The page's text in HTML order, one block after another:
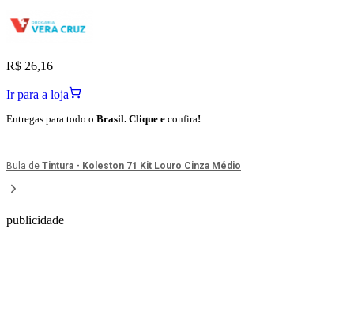
R$ 26,16
Ir para a loja
Entregas para todo o Brasil. Clique e confira!
Bula de Tintura - Koleston 71 Kit Louro Cinza Médio
publicidade